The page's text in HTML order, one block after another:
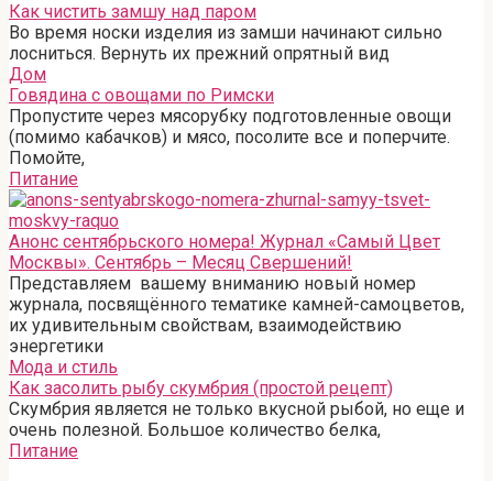
Как чистить замшу над паром
Во время носки изделия из замши начинают сильно
лосниться. Вернуть их прежний опрятный вид
Дом
Говядина с овощами по Римски
Пропустите через мясорубку подготовленные овощи
(помимо кабачков) и мясо, посолите все и поперчите.
Помойте,
Питание
Анонс сентябрьского номера! Журнал «Самый Цвет
Москвы». Сентябрь – Месяц Свершений!
Представляем вашему вниманию новый номер
журнала, посвящённого тематике камней-самоцветов,
их удивительным свойствам, взаимодействию
энергетики
Мода и стиль
Как засолить рыбу скумбрия (простой рецепт)
Скумбрия является не только вкусной рыбой, но еще и
очень полезной. Большое количество белка,
Питание